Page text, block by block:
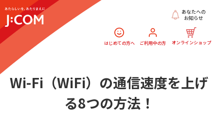
はじめての方へ ご利用中の方 オンラインショップ
あなたへの
お知らせ
Wi-Fi（WiFi）の通信速度を上げ
る8つの方法！